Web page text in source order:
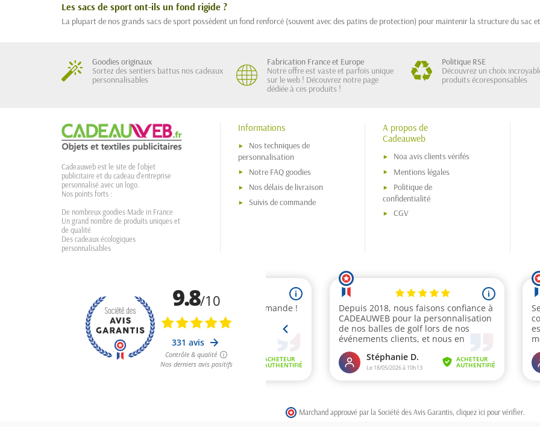
Les sacs de sport ont-ils un fond rigide ?
La plupart de nos grands sacs de sport possèdent un fond renforcé (souvent avec des patins de protection) pour maintenir la structure du sac
Goodies originaux
Sortez des sentiers battus nos cadeaux
personnalisables
Fabrication France et Europe
Notre offre est vaste et parfois unique
sur le web ! Découvrez notre page
dédiée à ces produits !
Politique RSE
Découvrez un choix
produits écoresponsables
Cadeauweb est le site de l'objet
publicitaire et du cadeau d'entreprise
personnalisé avec un logo.
Nos points forts :
De nombreux goodies Made in France
Un grand nombre de produits uniques et
de qualité
Des cadeaux écologiques
personnalisables
Informations
Nos techniques de
personnalisation
Notre FAQ goodies
Nos délais de livraison
Suivis de commande
A propos de
Cadeauweb
Noa avis clients vérifés
Mentions légales
Politique de
confidentialité
CGV
Marchand approuvé par la Société des Avis Garantis, cliquez ici pour vérifier.